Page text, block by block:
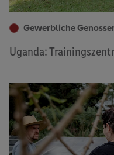
Gewerbliche
Uganda: